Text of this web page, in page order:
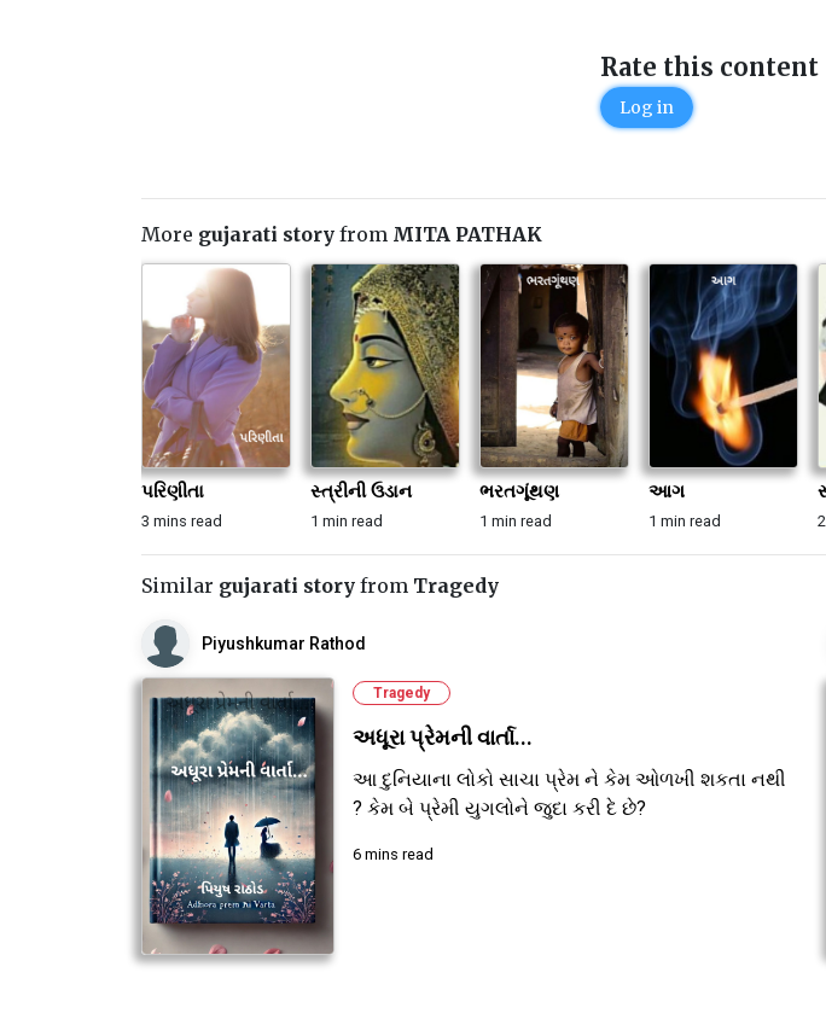
Rate this content
Log in
More gujarati story from MITA PATHAK
પરિણીતા
3 mins read
સ્ત્રીની ઉડાન
1 min read
ભરતગૂંથણ
1 min read
આગ
1 min read
Similar gujarati story from Tragedy
Piyushkumar Rathod
Tragedy
અધૂરા પ્રેમની વાર્તા...
આ દુનિયાના લોકો સાચા પ્રેમ ને કેમ ઓળખી શકતા નથી
? કેમ બે પ્રેમી યુગલોને જુદા કરી દે છે?
6 mins read